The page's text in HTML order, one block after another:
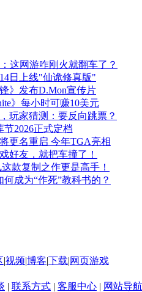
这网游咋刚火就翻车了？
日上线"仙诡修真版"
》发布D.Mon宣传片
》每小时可赚10美元
玩家猜测：要反向跳票？
节2026正式定档
更名重启 今年TGA亮相
好友，就把车撞了！
款复制之作更是高手！
成为“作死”教科书的？
|视频|博客|下载|网页游戏
| 联系方式 | 客服中心 | 网站导航